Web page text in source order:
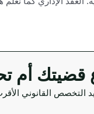
أم
التخصص القانوني